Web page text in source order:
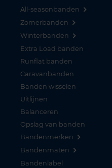
All-seasonbanden
Zomerbanden
Winterbanden
Extra Load banden
Runflat banden
Caravanbanden
Banden wisselen
Uitlijnen
Balanceren
Opslag van banden
Bandenmerken
Bandenmaten
Bandenlabel